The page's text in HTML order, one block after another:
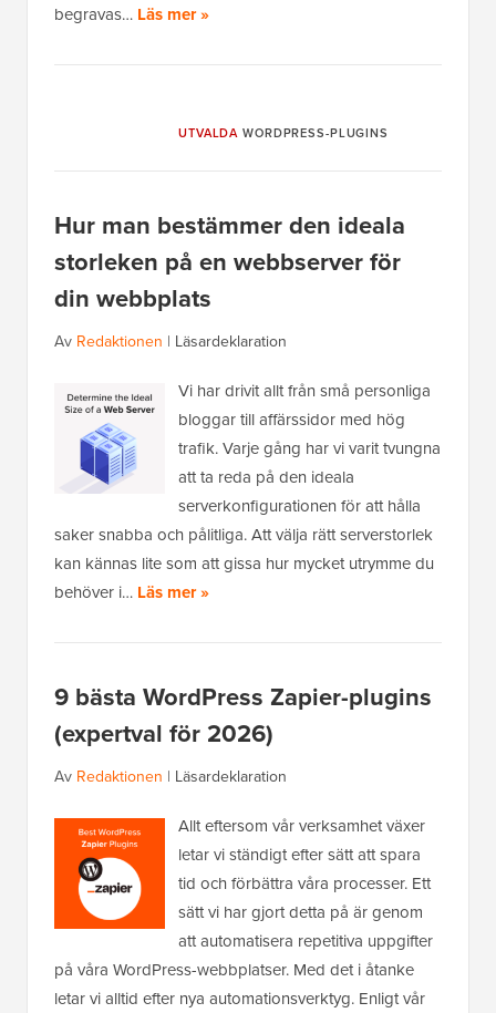
begravas… Läs mer »
UTVALDA WORDPRESS-PLUGINS
Hur man bestämmer den ideala
storleken på en webbserver för
din webbplats
Av Redaktionen | Läsardeklaration
Vi har drivit allt från små personliga
bloggar till affärssidor med hög
trafik. Varje gång har vi varit tvungna
att ta reda på den ideala
serverkonfigurationen för att hålla
saker snabba och pålitliga. Att välja rätt serverstorlek
kan kännas lite som att gissa hur mycket utrymme du
behöver i… Läs mer »
9 bästa WordPress Zapier-plugins
(expertval för 2026)
Av Redaktionen | Läsardeklaration
Allt eftersom vår verksamhet växer
letar vi ständigt efter sätt att spara
tid och förbättra våra processer. Ett
sätt vi har gjort detta på är genom
att automatisera repetitiva uppgifter
på våra WordPress-webbplatser. Med det i åtanke
letar vi alltid efter nya automationsverktyg. Enligt vår